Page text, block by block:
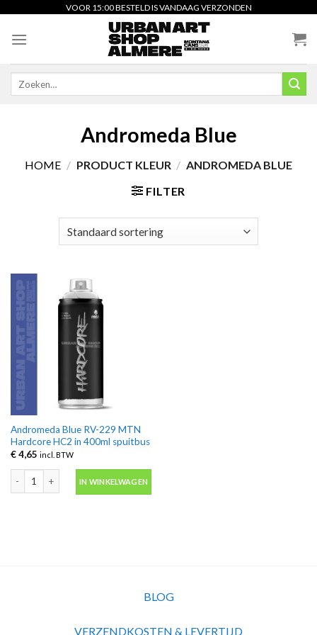
content
VOOR 15:00 BESTELD IS VANDAAG VERZONDEN
Andromeda Blue
HOME / PRODUCT KLEUR / ANDROMEDA BLUE
FILTER
Andromeda Blue RV-229 MTN
Hardcore HC2 in 400ml spuitbus
€4,65 incl. BTW
Andromeda Blue RV-229 MTN Hardcore HC2 in 400ml spuitbus aantal
IN WINKELWAGEN
BLOG
VERZENDKOSTEN & LEVERTIJD